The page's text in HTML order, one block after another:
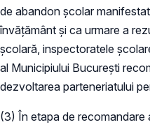
de abandon școlar
învățământ și ca urmare a
școlară, inspectoratele
al Municipiului București
dezvoltarea parteneriatului
(3) În etapa de recomandare